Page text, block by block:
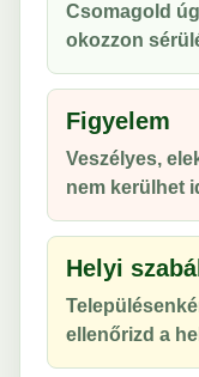
Csomagold
okozzon
Figyelem
Veszélyes,
nem kerülhet
Helyi
ellenőrizd a